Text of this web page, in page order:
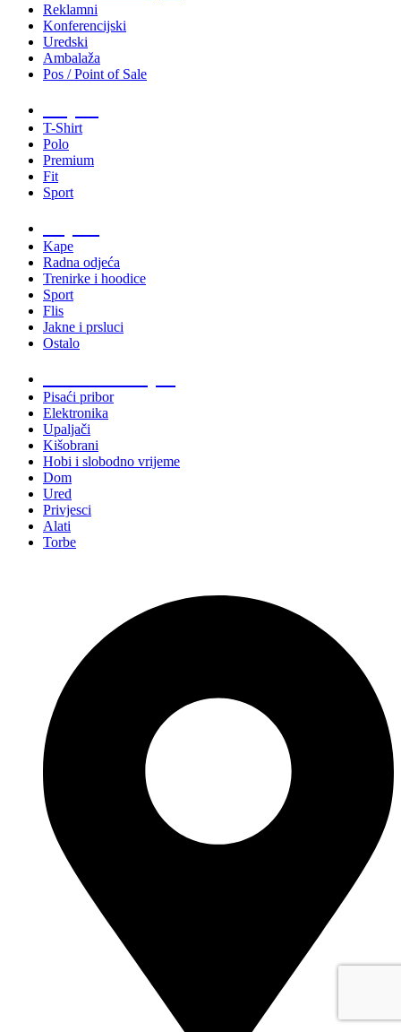
Reklamni
Konferencijski
Uredski
Ambalaža
Pos / Point of Sale
T-Shirt
Polo
Premium
Fit
Sport
Kape
Radna odjeća
Trenirke i hoodice
Sport
Flis
Jakne i prsluci
Ostalo
Pisaći pribor
Elektronika
Upaljači
Kišobrani
Hobi i slobodno vrijeme
Dom
Ured
Privjesci
Alati
Torbe